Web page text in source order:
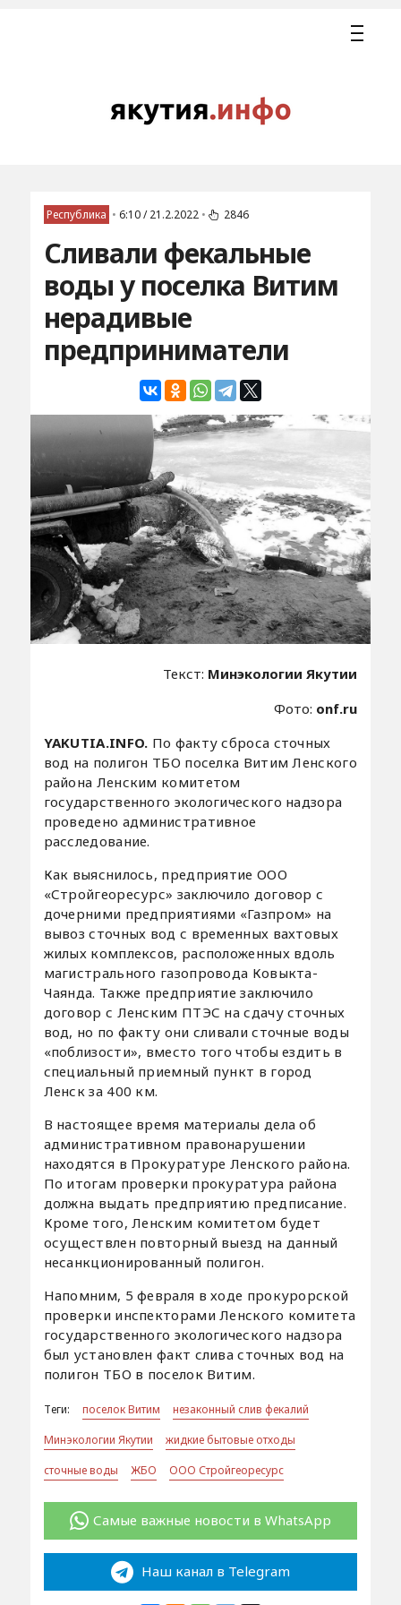
Республика • 6:10 / 21.2.2022 • 2846
Сливали фекальные
воды у поселка Витим
нерадивые
предприниматели
Текст: Минэкологии Якутии
Фото: onf.ru
YAKUTIA.INFO. По факту сброса сточных
вод на полигон ТБО поселка Витим Ленского
района Ленским комитетом
государственного экологического надзора
проведено административное
расследование.
Как выяснилось, предприятие ООО
«Стройгеоресурс» заключило договор с
дочерними предприятиями «Газпром» на
вывоз сточных вод с временных вахтовых
жилых комплексов, расположенных вдоль
магистрального газопровода Ковыкта-
Чаянда. Также предприятие заключило
договор с Ленским ПТЭС на сдачу сточных
вод, но по факту они сливали сточные воды
«поблизости», вместо того чтобы ездить в
специальный приемный пункт в город
Ленск за 400 км.
В настоящее время материалы дела об
административном правонарушении
находятся в Прокуратуре Ленского района.
По итогам проверки прокуратура района
должна выдать предприятию предписание.
Кроме того, Ленским комитетом будет
осуществлен повторный выезд на данный
несанкционированный полигон.
Напомним, 5 февраля в ходе прокурорской
проверки инспекторами Ленского комитета
государственного экологического надзора
был установлен факт слива сточных вод на
полигон ТБО в поселок Витим.
Теги: поселок Витим
незаконный слив фекалий
Минэкологии Якутии
жидкие бытовые отходы
сточные воды
ЖБО ООО Стройгеоресурс
Самые важные новости в WhatsApp
Наш канал в Telegram